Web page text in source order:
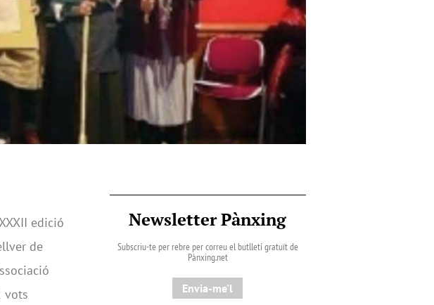
edició
de
vots
Newsletter Pànxing
Subscriu-te per rebre per correu el butlletí gratuït de
Pànxing.net​
Envia-me'l